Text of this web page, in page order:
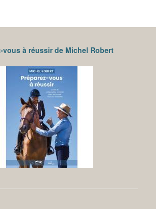
vous à réussir de Michel Robert